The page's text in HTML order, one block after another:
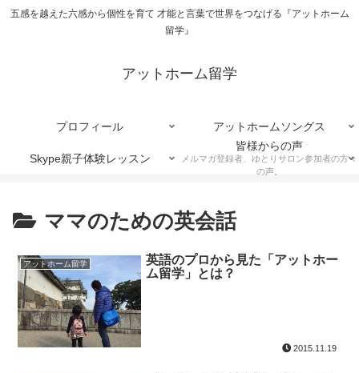
五感を越えた六感から個性を育て 才能と言葉で世界をつなげる『アットホーム
留学』
アットホーム留学
プロフィール アットホームソングス
Skype親子体験レッスン
皆様からの声
メルマガ登録者、ゆとりサロン参加者の方々
の声。
ママのための英会話
アットホーム留学
英語のプロから見た「アットホー
ム留学」とは？
2015.11.19